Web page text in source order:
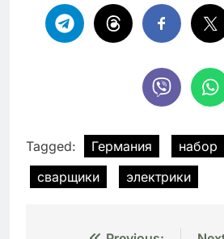
Tagged: Германия набор
сварщики
электрики